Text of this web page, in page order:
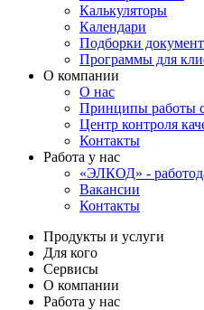
Калькуляторы
Календари
Подборки
Программы для
О компании
О нас
Принципы работы
Центр контроля
Контакты
Работа у нас
«ЭЛКОД» -
Вакансии
Контакты
Продукты и услуги
Для кого
Сервисы
О компании
Работа у нас